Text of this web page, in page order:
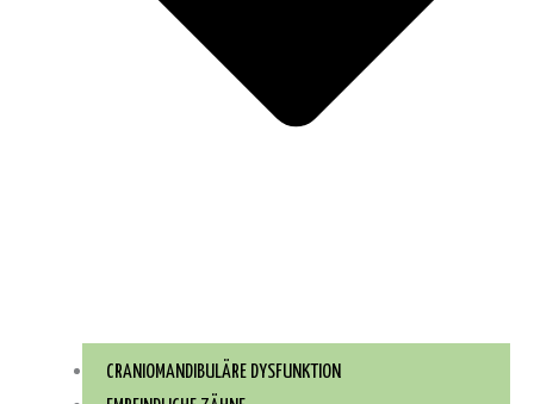
CRANIOMANDIBULÄRE DYSFUNKTION